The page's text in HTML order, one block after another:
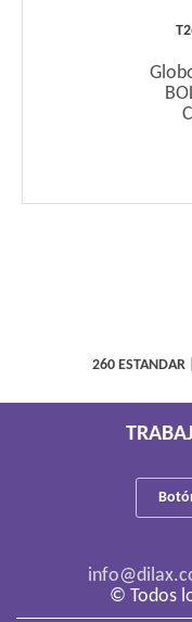
260 ESTANDAR
© Todos